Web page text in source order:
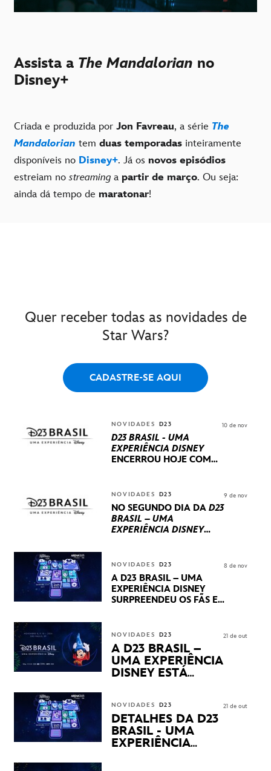
Assista a The Mandalorian no
Disney+
Criada e produzida por Jon Favreau, a série The
Mandalorian tem duas temporadas inteiramente
disponíveis no Disney+. Já os novos episódios
estreiam nostreaming a partir de março. Ou seja:
ainda dá tempo de maratonar!
Quer receber todas as novidades de
Star Wars?
CADASTRE-SE AQUI
NOVIDADES D23
D23 BRASIL - UMA
EXPERIÊNCIA DISNEY
ENCERROU HOJE COM
INTERNACIONAIS E
PRODUÇÕES BRASILEIRAS
10 de nov
NOVIDADES D23
NO SEGUNDO DIA DA D23
BRASIL – UMA
EXPERIÊNCIA DISNEY
STUDIOS REVELARAM
PRÉVIAS E NOVIDADES
DOS SEUS PRÓXIMOS
LANÇAMENTOS
9 de nov
NOVIDADES D23
A D23 BRASIL – UMA
EXPERIÊNCIA DISNEY
SURPREENDEU OS FÃS EM
APRESENTAÇÕES E
PRODUTOS EXCLUSIVOS
NO TRANSAMÉRICA EXPO
CENTER EM SÃO PAULO
8 de nov
NOVIDADES D23
A D23 BRASIL –
UMA EXPERIÊNCIA
DISNEY ESTÁ
21 de out
NOVIDADES D23
DETALHES DA D23
BRASIL - UMA
EXPERIÊNCIA
21 de out